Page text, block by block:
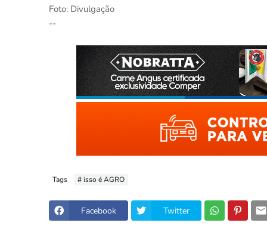
Foto: Divulgação
--
Tags # isso é AGRO
Facebook Twitter